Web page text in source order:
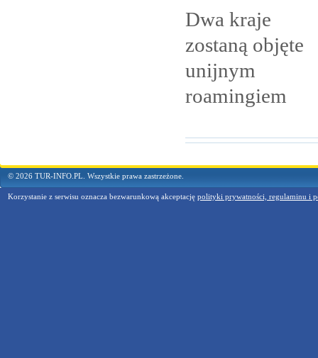
Dwa kraje
zostaną objęte
unijnym
roamingiem
© 2026 TUR-INFO.PL. Wszystkie prawa zastrzeżone.
Korzystanie z serwisu oznacza bezwarunkową akceptację polityki prywatności, regulaminu i